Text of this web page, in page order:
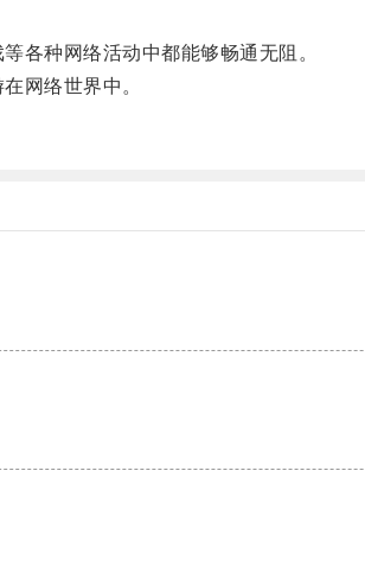
种网络活动中都能够畅通无阻。
网络世界中。